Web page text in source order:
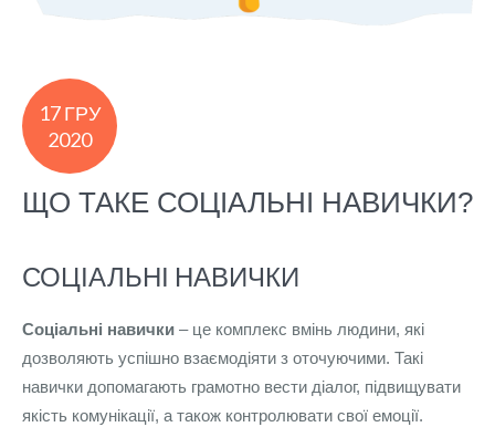
17 ГРУ
2020
ЩО ТАКЕ СОЦІАЛЬНІ НАВИЧКИ?
СОЦІАЛЬНІ НАВИЧКИ
Соціальні навички– це комплекс вмінь людини, які
дозволяють успішно взаємодіяти з оточуючими. Такі
навички допомагають грамотно вести діалог, підвищувати
якість комунікації, а також контролювати свої емоції.